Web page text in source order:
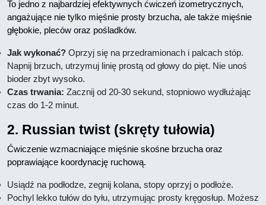
To jedno z najbardziej efektywnych ćwiczeń izometrycznych,
angażujące nie tylko mięśnie prosty brzucha, ale także mięśnie
głębokie, pleców oraz pośladków.
Jak wykonać? Oprzyj się na przedramionach i palcach stóp.
Napnij brzuch, utrzymuj linię prostą od głowy do pięt. Nie unoś
bioder zbyt wysoko.
Czas trwania: Zacznij od 20-30 sekund, stopniowo wydłużając
czas do 1-2 minut.
2. Russian twist (skręty tułowia)
Ćwiczenie wzmacniające mięśnie skośne brzucha oraz
poprawiające koordynację ruchową.
Usiądź na podłodze, zegnij kolana, stopy oprzyj o podłoże.
Pochyl lekko tułów do tyłu, utrzymując prosty kręgosłup. Możesz